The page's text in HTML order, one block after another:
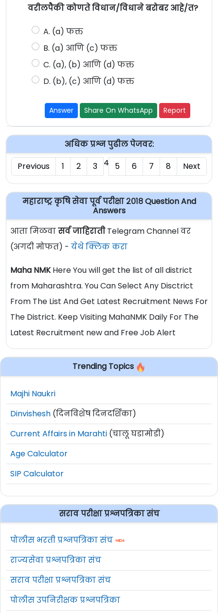
वरीलपैकी कोणते विधान/विधाने बरोबर आहे/त?
A. (a) फक्त
B. (a) आणि (c) फक्त
C. (a), (b) आणि (d) फक्त
D. (b), (c) आणि (d) फक्त
Answer Share On WhatsApp Report
अधिक प्रश्न पुढील पेजवर:
Previous
1 2 3 4 5 6 7 8 Next
महाराष्ट्र कृषि सेवा पूर्व परीक्षा २०१८ Question And
Answers
आता मिळवासर्व जाहिरातीTelegram Channel वर
(अगदी मोफत) - येथे क्लिक करा
Maha NMKHere You will get the list of all district
from Maharashtra. You Can Select Any Disctrict
From The List And Get Latest Recruitment News For
The District. Keep Visiting MahaNMK Daily For The
Latest Recruitment new and Free Job Alert
Trending Topics
Majhi Naukri
Dinvishesh (दिनविशेष दिनदर्शिका)
Current Affairs in Marahti (चालू घडामोडी)
Age Calculator
SIP Calculator
सराव परीक्षा प्रश्नपत्रिका संच
पोलीस भरती प्रश्नपत्रिका संच
राज्यसेवा प्रश्नपत्रिका संच
सराव परीक्षा प्रश्नपत्रिका संच
पोलीस उपनिरीक्षक प्रश्नपत्रिका